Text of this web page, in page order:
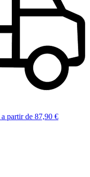
a partir de 87,90 €